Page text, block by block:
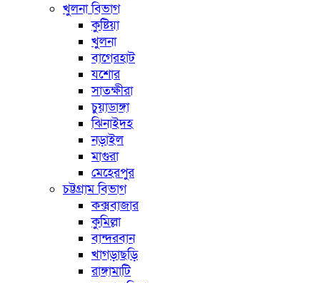
খুলনা বিভাগ
কুষ্টিয়া
খুলনা
বাগেরহাট
যশোর
সাতক্ষীরা
চুয়াডাঙ্গা
ঝিনাইদহ
নড়াইল
মাগুরা
মেহেরপুর
চট্টগ্রাম বিভাগ
কক্সবাজার
কুমিল্লা
বান্দরবান
খাগড়াছড়ি
রাঙ্গামাটি